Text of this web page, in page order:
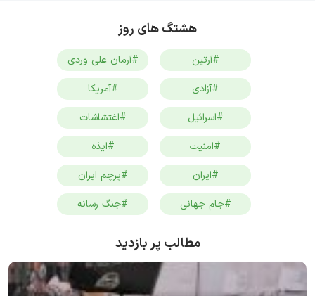
هشتگ های روز
#آرتین
#آرمان علی وردی
#آزادی
#آمریکا
#اسرائیل
#اغتشاشات
#امنیت
#ایذه
#ایران
#پرچم ایران
#جام جهانی
#جنگ رسانه
مطالب پر بازدید